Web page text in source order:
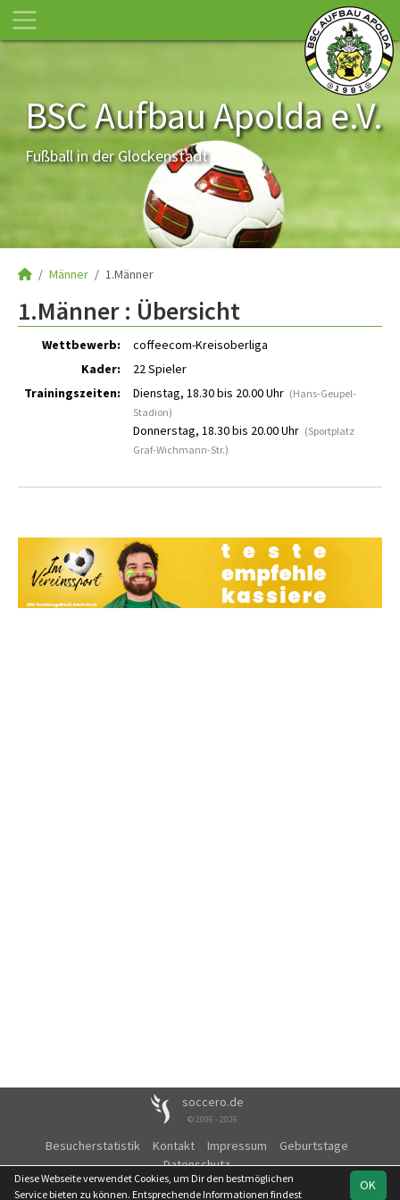
BSC Aufbau Apolda e.V.
Fußball in der Glockenstadt
Männer 1.Männer
1.Männer : Übersicht
Wettbewerb:
coffeecom-Kreisoberliga
Kader:
22 Spieler
Trainingszeiten:
Dienstag, 18.30 bis 20.00 Uhr (Hans-Geupel-
Stadion)
Donnerstag, 18.30 bis 20.00 Uhr (Sportplatz
Graf-Wichmann-Str.)
soccero.de
© 2006 - 2026
Besucherstatistik Kontakt Impressum
Geburtstage
Datenschutz
OK
Diese Webseite verwendet Cookies, um Dir den bestmöglichen
Service bieten zu können. Entsprechende Informationen findest